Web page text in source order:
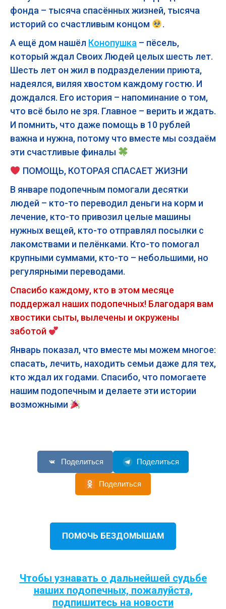
фонда – тысяча спасённых жизней, тысяча
историй со счастливым концом
.
А ещё дом нашёл Конопушка – пёсель,
который ждал Своих Людей целых шесть лет.
Шесть лет он жил в подразделении приюта,
надеялся, виляя хвостом каждому гостю. И
дождался. Его история – напоминание о том,
что всё было не зря. Главное – верить и ждать.
И помнить, что даже помощь в 10 рублей
важна и нужна, потому что вместе мы создаём
эти счастливые финалы
ПОМОЩЬ, КОТОРАЯ СПАСАЕТ ЖИЗНИ
В январе подопечным помогали десятки
людей – кто-то переводил деньги на корм и
лечение, кто-то привозил целые машины
нужных вещей, кто-то отправлял посылки с
лакомствами и пелёнками. Кто-то помогал
крупными суммами, кто-то – небольшими, но
регулярными переводами.
Спасибо каждому, кто в этом месяце
поддержал наших подопечных! Благодаря вам
хвостики сыты, вылечены и окружены
заботой
Январь показал, что вместе мы можем многое:
спасать, лечить, находить семьи даже для тех,
кто ждал их годами. Спасибо, что помогаете
нашим подопечным и делаете эти истории
возможными
Поделиться Поделиться
Поделиться
ПОМОЧЬ БЕЗДОМЫШАМ
Чтобы узнавать о дальнейшей судьбе
наших подопечных, пожалуйста,
подпишитесь на новости